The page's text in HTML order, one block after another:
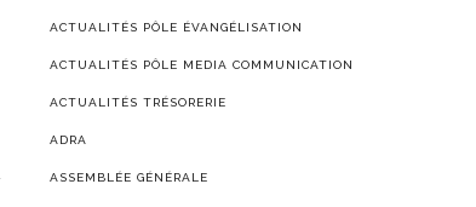
ACTUALITÉS PÔLE ÉVANGÉLISATION
ACTUALITÉS PÔLE MEDIA COMMUNICATION
ACTUALITÉS TRÉSORERIE
ADRA
ASSEMBLÉE GÉNÉRALE